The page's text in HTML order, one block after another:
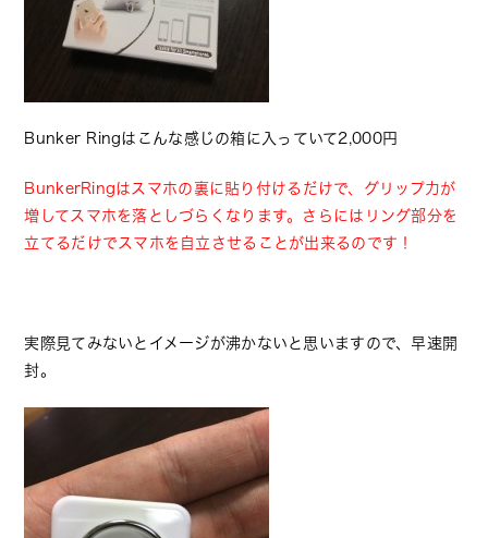
Bunker Ringはこんな感じの箱に入っていて2,000円
BunkerRingはスマホの裏に貼り付けるだけで、グリップ力が
増してスマホを落としづらくなります。さらにはリング部分を
立てるだけでスマホを自立させることが出来るのです！
実際見てみないとイメージが沸かないと思いますので、早速開
封。